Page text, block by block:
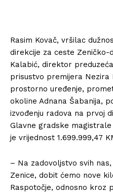
Rasim Kovač, vršilac
direkcije za ceste Zeničko-
Kalabić, direktor
prisustvo premijera Nezira
prostorno uređenje,
okoline Adnana Šabanija,
izvođenju radova na prvoj
Glavne gradske
je vrijednost 1.699.999,47
– Na zadovoljstvo svih
Zenice, dobit ćemo nove
Raspotočje, odnosno kroz